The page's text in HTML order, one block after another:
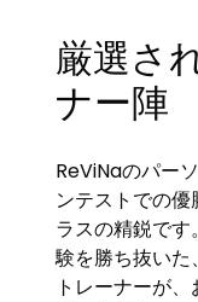
厳選さ
ナー陣
ReViNaのパー
ンテストでの
ラスの精鋭で
験を勝ち抜い
トレーナーが